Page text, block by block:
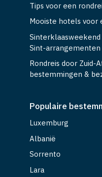
Tips voor een
Mooiste hotels voor
Sint-arrangementen
Rondreis door Zuid-
bestemmingen &
Populaire
Luxemburg
Albanië
Sorrento
Lara